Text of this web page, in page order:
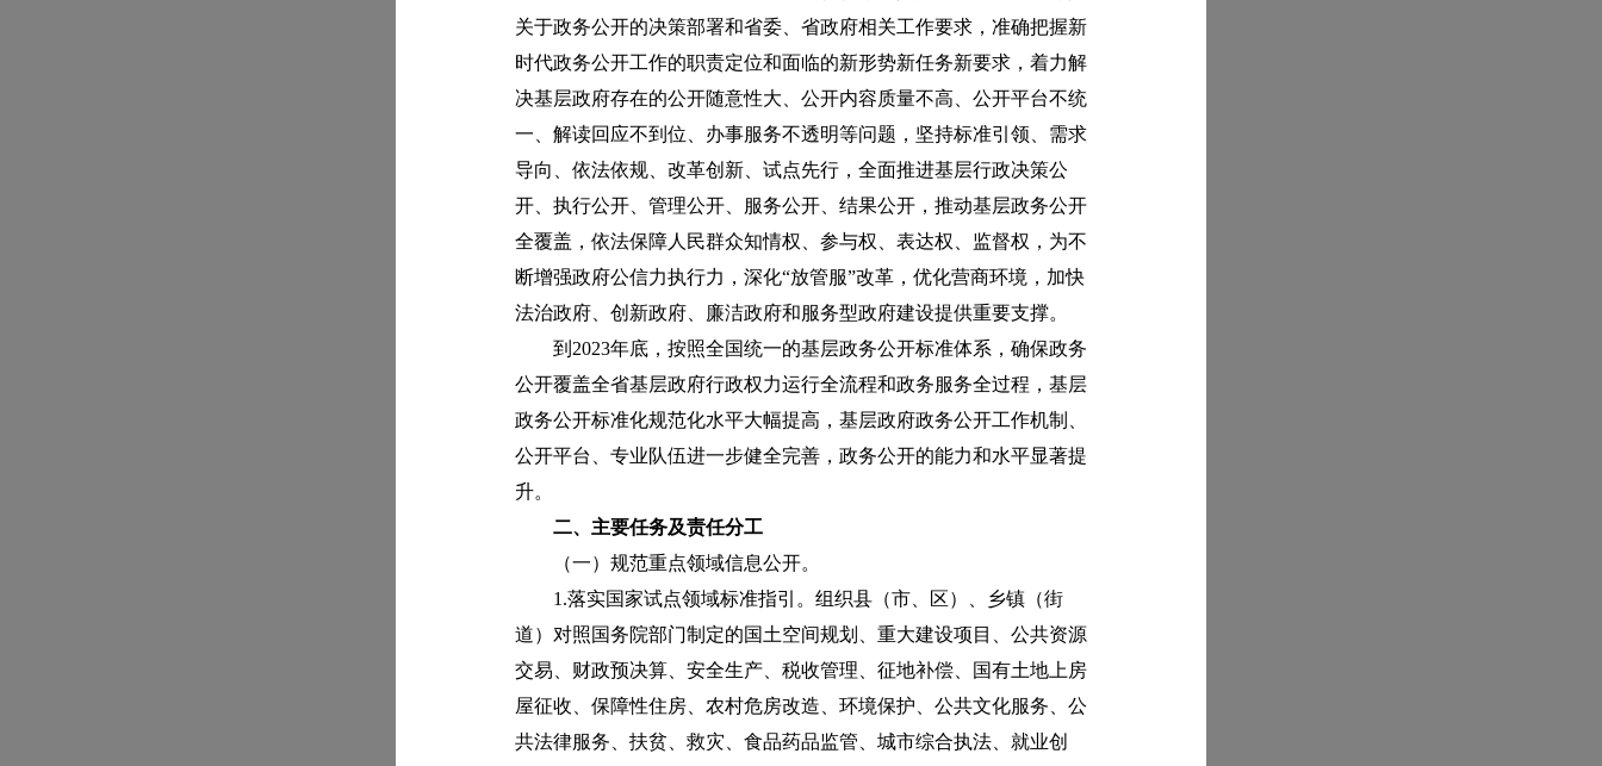
关于政务公开的决策部署和省委、省政府相关工作要求，准确把握新
时代政务公开工作的职责定位和面临的新形势新任务新要求，着力解
决基层政府存在的公开随意性大、公开内容质量不高、公开平台不统
一、解读回应不到位、办事服务不透明等问题，坚持标准引领、需求
导向、依法依规、改革创新、试点先行，全面推进基层行政决策公
开、执行公开、管理公开、服务公开、结果公开，推动基层政务公开
全覆盖，依法保障人民群众知情权、参与权、表达权、监督权，为不
断增强政府公信力执行力，深化“放管服”改革，优化营商环境，加快
法治政府、创新政府、廉洁政府和服务型政府建设提供重要支撑。
到2023年底，按照全国统一的基层政务公开标准体系，确保政务
公开覆盖全省基层政府行政权力运行全流程和政务服务全过程，基层
政务公开标准化规范化水平大幅提高，基层政府政务公开工作机制、
公开平台、专业队伍进一步健全完善，政务公开的能力和水平显著提
升。
二、主要任务及责任分工
（一）规范重点领域信息公开。
1.落实国家试点领域标准指引。组织县（市、区）、乡镇（街
道）对照国务院部门制定的国土空间规划、重大建设项目、公共资源
交易、财政预决算、安全生产、税收管理、征地补偿、国有土地上房
屋征收、保障性住房、农村危房改造、环境保护、公共文化服务、公
共法律服务、扶贫、救灾、食品药品监管、城市综合执法、就业创